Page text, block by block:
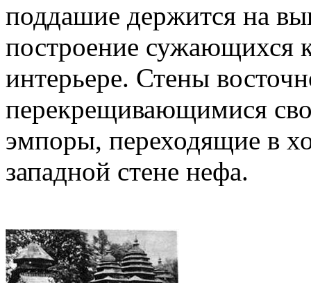
поддашие держится на
построение сужающихся
интерьере. Стены
перекрещивающимися
эмпоры, переходящие в
западной стене нефа.